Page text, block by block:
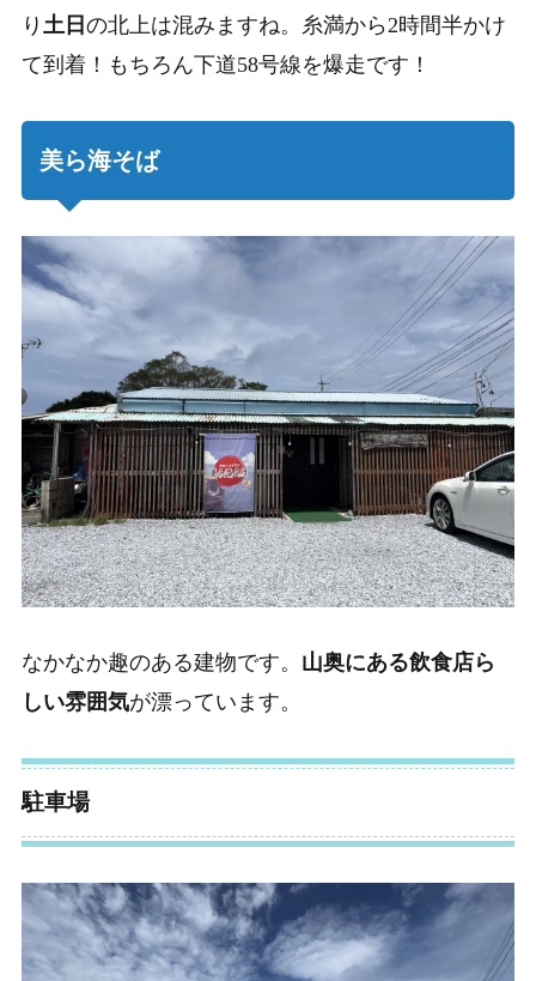
り 土日 の北上は混みますね。糸満から2時間半かけ
て到着！もちろん下道58号線を爆走です！
美ら海そば
なかなか趣のある建物です。 山奥にある飲食店ら
しい雰囲気が漂っています。
駐車場